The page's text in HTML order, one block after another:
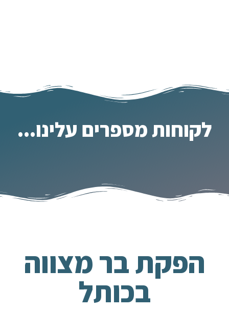
לקוחות מספרים עלינו...
הפקת בר מצווה
בכותל